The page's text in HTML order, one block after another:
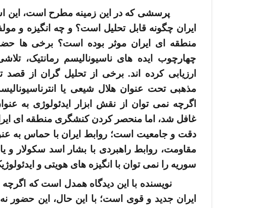
پرسشی که در این زمینه مطرح است، این
ایران چگونه قابل تحلیل است؟ و چه انگیزه و
منطقه­ ای ایران موثر بوده­ است؟ برخی­ ها
چهارچوب ایده ­های ناسیونالیسم رمانتیک،
ارزیابی کرده ­اند. برخی از تحلیل­ گران از قصد
مذهبی تحت عنوان هلال شیعی یا
اگرچه نمی ­توان از نقش ابزار ایدئولوژی به
غافل شد، اما منحصر کردن کنشگری منطقه­ ای
دقت و جامعیت است؛ روابط ایران با حماس به
مقاومت، روابط راهبردی با بشار اسد سکولار و
سوریه را نمی­ توان با انگیزه­ های هویتی و
نویسنده با این دیدگاه همدل است که
ایران جدید و قوی است؛ با این حال، این حضور